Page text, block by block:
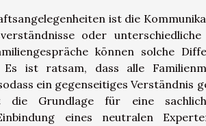
ist die
oder unterschiedliche
können solche
ist ratsam, dass alle
ein gegenseitiges Verständnis
die Grundlage für eine
eines neutralen